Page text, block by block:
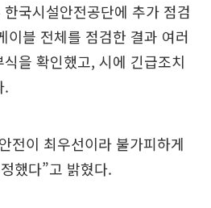
국시설안전공단에 추가 점검
이블 전체를 점검한 결과 여러
을 확인했고, 시에 긴급조치
.
전이 최우선이라 불가피하게
했다”고 밝혔다.